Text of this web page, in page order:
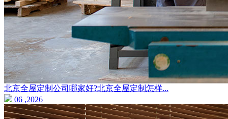
北京全屋定制公司哪家好?北京全屋定制怎样...
06 ,2026